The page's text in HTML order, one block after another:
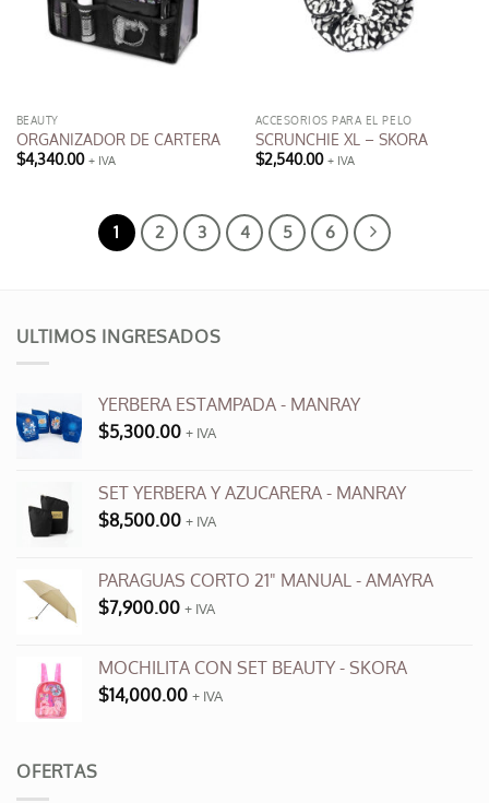
BEAUTY
ORGANIZADOR DE CARTERA
$4,340.00 + IVA
ACCESORIOS PARA EL PELO
SCRUNCHIE XL – SKORA
$2,540.00 + IVA
1 2 3 4 5 6
ULTIMOS INGRESADOS
YERBERA ESTAMPADA - MANRAY
$5,300.00 + IVA
SET YERBERA Y AZUCARERA - MANRAY
$8,500.00 + IVA
PARAGUAS CORTO 21" MANUAL - AMAYRA
$7,900.00 + IVA
MOCHILITA CON SET BEAUTY - SKORA
$14,000.00 + IVA
OFERTAS